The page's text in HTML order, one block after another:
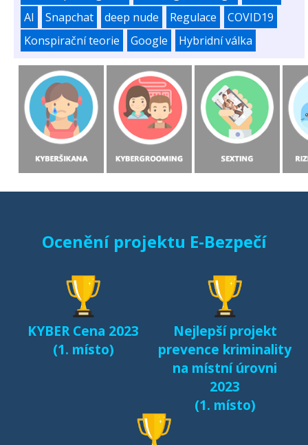
AI
Snapchat deep nude Regulace
COVID19
Konspirační teorie
Google Hybridní válka
Ocenění projektu E-Bezpečí
KYBER Cena 2023
(1. místo)
Nejlepší projekt
prevence kriminality
na místní úrovni
2023
(1. místo)